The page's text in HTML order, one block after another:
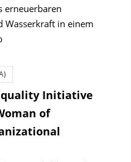
erneuerbaren
Wasserkraft in einem
Initiative
of